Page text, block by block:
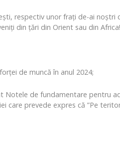
respectiv unor frați de-ai noștri
din țări din Orient sau din Africa!
de muncă în anul 2024;
Notele de fundamentare pentru
care prevede expres că ”Pe